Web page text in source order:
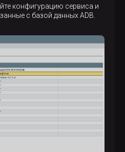
конфигурацию сервиса и
с базой данных ADB.